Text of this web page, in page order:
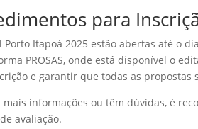
para
Porto Itapoá 2025 estão abertas até o
PROSAS, onde está disponível o
e garantir que todas as
informações ou têm dúvidas, é
avaliação.